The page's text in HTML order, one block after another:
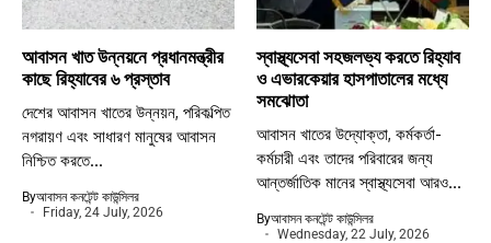
আবাসন খাত উন্নয়নে প্রধানমন্ত্রীর
কাছে রিহ্যাবের ৬ প্রস্তাব
দেশের আবাসন খাতের উন্নয়ন, পরিকল্পিত
নগরায়ণ এবং সাধারণ মানুষের আবাসন
নিশ্চিত করতে...
Byআবাসন কনটেন্ট কাউন্সিলর
Friday, 24 July, 2026
স্বাস্থ্যসেবা সহজলভ্য করতে রিহ্যাব
ও এভারকেয়ার হাসপাতালের মধ্যে
সমঝোতা
আবাসন খাতের উদ্যোক্তা, কর্মকর্তা-
কর্মচারী এবং তাদের পরিবারের জন্য
আন্তর্জাতিক মানের স্বাস্থ্যসেবা আরও...
Byআবাসন কনটেন্ট কাউন্সিলর
Wednesday, 22 July, 2026